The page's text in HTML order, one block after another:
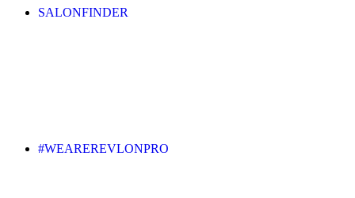
SALONFINDER
#WEAREREVLONPRO